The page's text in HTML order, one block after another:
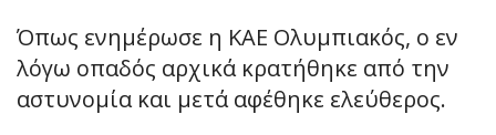
Όπως ενημέρωσε η ΚΑΕ Ολυμπιακός, ο εν
λόγω οπαδός αρχικά κρατήθηκε από την
αστυνομία και μετά αφέθηκε ελεύθερος.